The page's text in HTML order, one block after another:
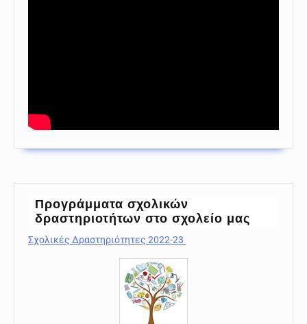
Προγράμματα σχολικών
δραστηριοτήτων στο σχολείο μας
Σχολικές Δραστηριότητες 2022-23